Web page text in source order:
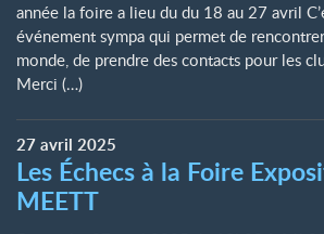
année la foire a lieu du du 18 au 27 avril
événement sympa qui permet de
monde, de prendre des contacts pour les
Merci (…)
27avril 2025
Les Échecs à la Foire
MEETT